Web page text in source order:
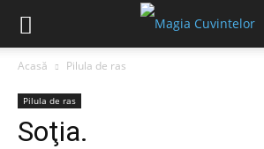
Acasă Pilula de ras
Pilula de ras
Soţia.